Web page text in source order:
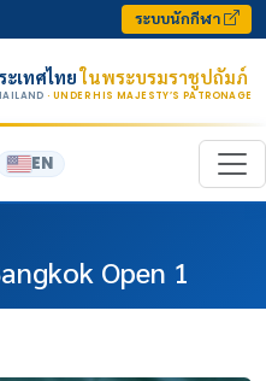
ระบบนักกีฬา
เทศไทยในพระบรมราชูปถัมภ์
· UNDER HIS MAJESTY’S PATRONAGE
EN
Open 1